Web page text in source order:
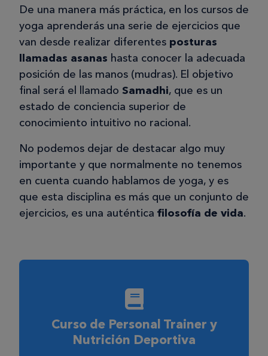
De una manera más práctica, en los cursos de
yoga aprenderás una serie de ejercicios que
van desde realizar diferentes posturas
llamadas asanas hasta conocer la adecuada
posición de las manos (mudras). El objetivo
final será el llamado Samadhi, que es un
estado de conciencia superior de
conocimiento intuitivo no racional.
No podemos dejar de destacar algo muy
importante y que normalmente no tenemos
en cuenta cuando hablamos de yoga, y es
que esta disciplina es más que un conjunto de
ejercicios, es una auténtica filosofía de vida.
Curso de Personal Trainer y
Nutrición Deportiva